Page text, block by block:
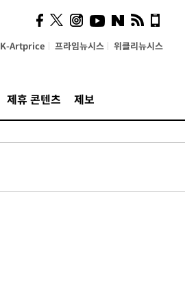
K-Artprice 프라임뉴시스 위클리뉴시스
제휴 콘텐츠 제보